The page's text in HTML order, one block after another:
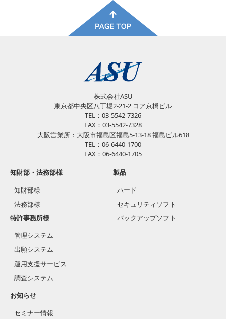
株式会社ASU
東京都中央区八丁堀2-21-2 コア京橋ビル
TEL：03-5542-7326
FAX：03-5542-7328
大阪営業所：大阪市福島区福島5-13-18 福島ビル618
TEL：06-6440-1700
FAX：06-6440-1705
知財部・法務部様
知財部様
法務部様
特許事務所様
管理システム
出願システム
運用支援サービス
調査システム
製品
ハード
セキュリティソフト
バックアップソフト
お知らせ
セミナー情報